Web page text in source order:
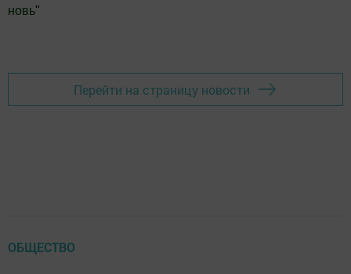
новь"
Перейти на страницу новости
ОБЩЕСТВО